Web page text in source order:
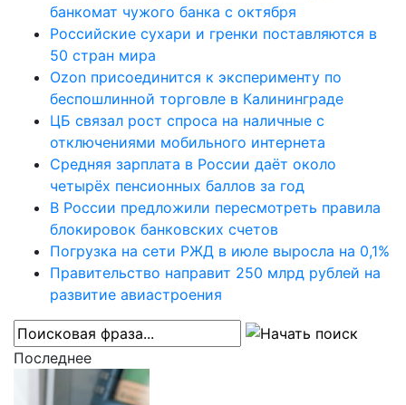
банкомат чужого банка с октября
Российские сухари и гренки поставляются в
50 стран мира
Ozon присоединится к эксперименту по
беспошлинной торговле в Калининграде
ЦБ связал рост спроса на наличные с
отключениями мобильного интернета
Средняя зарплата в России даёт около
четырёх пенсионных баллов за год
В России предложили пересмотреть правила
блокировок банковских счетов
Погрузка на сети РЖД в июле выросла на 0,1%
Правительство направит 250 млрд рублей на
развитие авиастроения
Последнее